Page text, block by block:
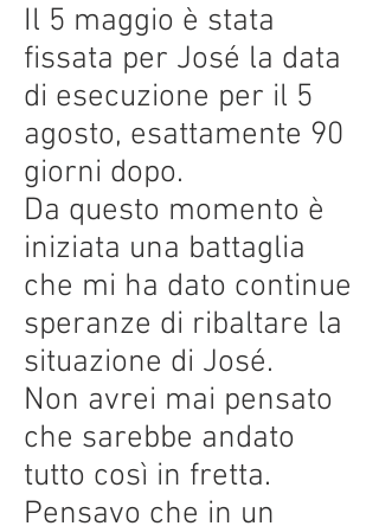
Il 5 maggio è stata
fissata per José la data
di esecuzione per il 5
agosto, esattamente 90
giorni dopo.
Da questo momento è
iniziata una battaglia
che mi ha dato continue
speranze di ribaltare la
situazione di José.
Non avrei mai pensato
che sarebbe andato
tutto così in fretta.
Pensavo che in un